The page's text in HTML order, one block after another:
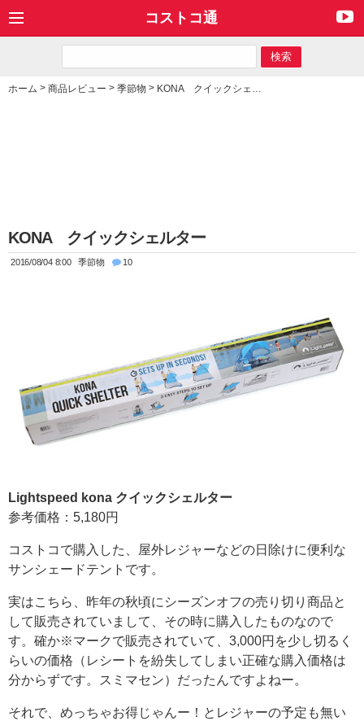
コストコ通
ホーム > 商品レビュー > 季節物 > KONA クイックシェルター
KONA クイックシェルター
2016/08/04 8:00 季節物 10
Lightspeed kona クイックシェルター
参考価格：5,180円
コストコで購入した、屋外レジャーなどの日除けに便利な
サンシェードテントです。
実はこちら、昨年の秋頃にシーズンオフの売り切り商品と
して販売されていまして、その時に購入したものなので
す。確か※マークで販売されていて、3,000円を少し切るく
らいの価格（レシートを紛失してしまい正確な購入価格は
分からずです。スミマセン）だったんですよねー。
それで、めっちゃお得じゃんー！とレジャーの予定も無い